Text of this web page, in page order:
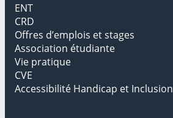
ENT
CRD
Offres d’emplois et stages
Association étudiante
Vie pratique
CVE
Accessibilité Handicap et Inclusion